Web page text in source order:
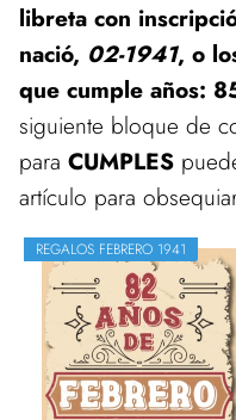
libreta con
nació, 02-1941, o
que cumple años:
siguiente bloque de
para CUMPLES
artículo para
REGALOS FEBRERO 1941